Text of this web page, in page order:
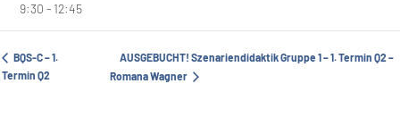
9:30 - 12:45
BQS-C – 1.
Termin Q2
AUSGEBUCHT! Szenariendidaktik Gruppe 1 – 1. Termin Q2 –
Romana Wagner